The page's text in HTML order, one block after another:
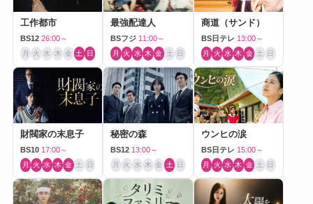
工作都市
BS12 26:00～
月 火 水 木 金 土 日
最強配達人
BSフジ 11:00～
月 火 水 木 金 土 日
商道（サンド）
BS日テレ 13:00～
月 火 水 木 金 土 日
財閥家の末息子
BS10 17:00～
月 火 水 木 金 土 日
秘密の森
BS12 13:00～
月 火 水 木 金 土 日
ウンヒの涙
BS日テレ 15:00～
月 火 水 木 金 土 日